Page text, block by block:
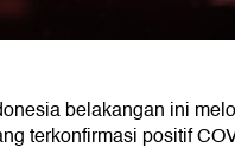
belakangan ini
terkonfirmasi positif